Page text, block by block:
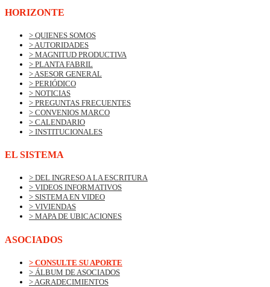
HORIZONTE
> QUIENES SOMOS
> AUTORIDADES
> MAGNITUD PRODUCTIVA
> PLANTA FABRIL
> ASESOR GENERAL
> PERIÓDICO
> NOTICIAS
> PREGUNTAS FRECUENTES
> CONVENIOS MARCO
> CALENDARIO
> INSTITUCIONALES
EL SISTEMA
> DEL INGRESO A LA ESCRITURA
> VIDEOS INFORMATIVOS
> SISTEMA EN VIDEO
> VIVIENDAS
> MAPA DE UBICACIONES
ASOCIADOS
> CONSULTE SU APORTE
> ÁLBUM DE ASOCIADOS
> AGRADECIMIENTOS